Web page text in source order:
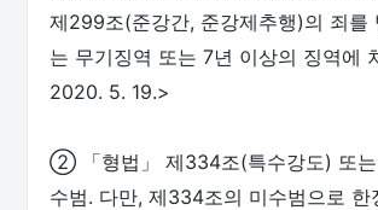
제299조(준강간, 준강제추행)의 죄를
는 무기징역 또는 7년 이상의 징역에
2020. 5. 19.>
② 「형법」 제334조(특수강도) 또
수범. 다만, 제334조의 미수범으로 한